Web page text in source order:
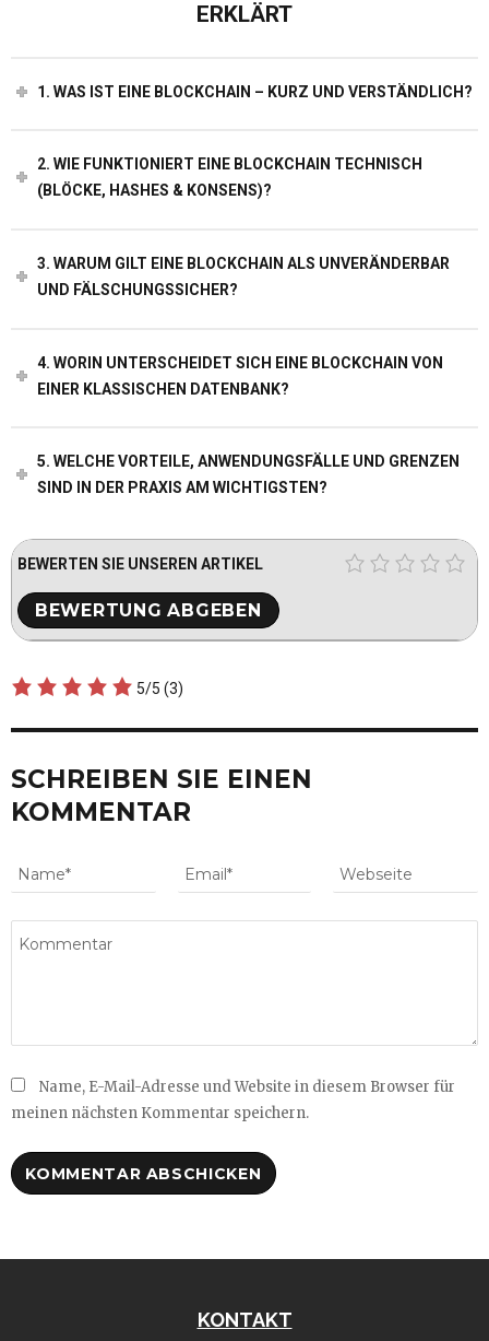
ERKLÄRT
1. WAS IST EINE BLOCKCHAIN – KURZ UND VERSTÄNDLICH?
2. WIE FUNKTIONIERT EINE BLOCKCHAIN TECHNISCH
(BLÖCKE, HASHES & KONSENS)?
3. WARUM GILT EINE BLOCKCHAIN ALS UNVERÄNDERBAR
UND FÄLSCHUNGSSICHER?
4. WORIN UNTERSCHEIDET SICH EINE BLOCKCHAIN VON
EINER KLASSISCHEN DATENBANK?
5. WELCHE VORTEILE, ANWENDUNGSFÄLLE UND GRENZEN
SIND IN DER PRAXIS AM WICHTIGSTEN?
BEWERTEN SIE UNSEREN ARTIKEL
5/5 (3)
SCHREIBEN SIE EINEN
KOMMENTAR
Name, E-Mail-Adresse und Website in diesem Browser für
meinen nächsten Kommentar speichern.
KONTAKT